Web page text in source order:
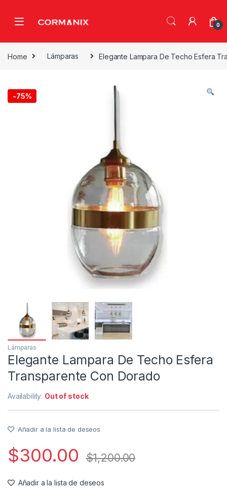
0
Home Lámparas Elegante Lampara De Techo Esfera
-75%
Lámparas
Elegante Lampara De Techo Esfera
Transparente Con Dorado
Availability: Out of stock
Añadir a la lista de deseos
$300.00 $1,200.00
Añadir a la lista de deseos